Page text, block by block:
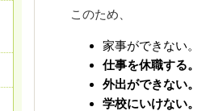
このため、
家事ができない。
仕事を休職する。
外出ができない。
学校にいけない。